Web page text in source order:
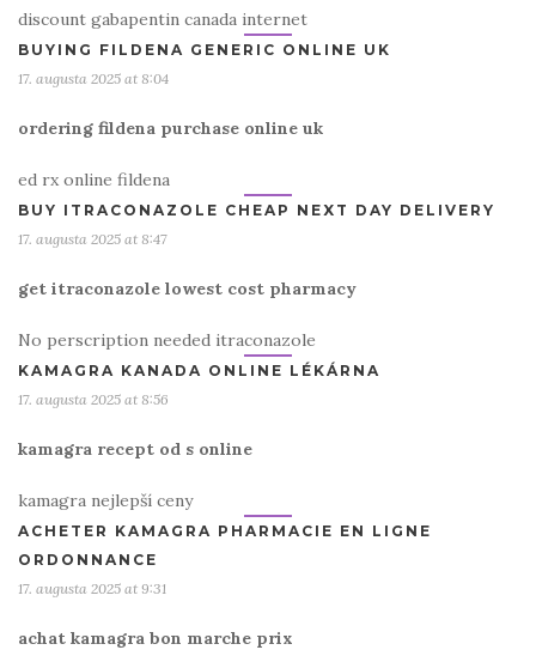
discount gabapentin canada internet
BUYING FILDENA GENERIC ONLINE UK
17. augusta 2025 at 8:04
ordering fildena purchase online uk
ed rx online fildena
BUY ITRACONAZOLE CHEAP NEXT DAY DELIVERY
17. augusta 2025 at 8:47
get itraconazole lowest cost pharmacy
No perscription needed itraconazole
KAMAGRA KANADA ONLINE LÉKÁRNA
17. augusta 2025 at 8:56
kamagra recept od s online
kamagra nejlepší ceny
ACHETER KAMAGRA PHARMACIE EN LIGNE
ORDONNANCE
17. augusta 2025 at 9:31
achat kamagra bon marche prix